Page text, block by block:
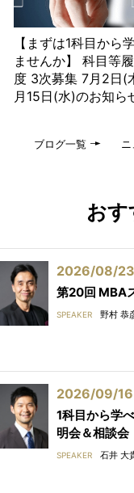
【まずは1科目から
ませんか】 科目等
度 3次募集 7月2日(
月15日(水)のお知ら
ブログ一覧
おす
2026/08/23
第20回 MBA
SPEAKER 野村 恭
2026/09/16
1科目から学
明会＆相談会
SPEAKER 石井 大